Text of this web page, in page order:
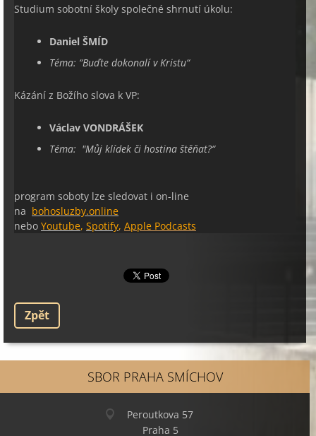
Studium sobotní školy společné shrnutí úkolu:
Daniel ŠMÍD
Téma: “Buďte dokonalí v Kristu“
Kázání z Božího slova k VP:
Václav VONDRÁŠEK
Téma: "Můj klídek či hostina štěňat?“
program soboty lze sledovat i on-line
na bohosluzby.online
nebo Youtube, Spotify, Apple Podcasts
Zpět
SBOR PRAHA SMÍCHOV
Peroutkova 57
Praha 5